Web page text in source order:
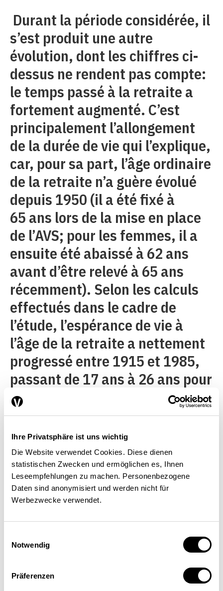
Ihre Privatsphäre ist uns wichtig
Die Website verwendet Cookies. Diese dienen
statistischen Zwecken und ermöglichen es, Ihnen
Leseempfehlungen zu machen. Personenbezogene
Daten sind anonymisiert und werden nicht für
Werbezwecke verwendet.
Notwendig
Präferenzen
Durant la période considérée, il
s’est produit une autre
évolution, dont les chiffres ci-
dessus ne rendent pas compte:
le temps passé à la retraite a
fortement augmenté. C’est
principalement l’allongement
de la durée de vie qui l’explique,
car, pour sa part, l’âge ordinaire
de la retraite n’a guère évolué
depuis 1950 (il a été fixé à
65 ans lors de la mise en place
de l’AVS; pour les femmes, il a
ensuite été abaissé à 62 ans
avant d’être relevé à 65 ans
récemment). Selon les calculs
effectués dans le cadre de
l’étude, l’espérance de vie à
l’âge de la retraite a nettement
progressé entre 1915 et 1985,
passant de 17 ans à 26 ans pour
les femmes et de 10 ans à
23 ans pour les hommes[4]. Il
faut voir dans ce gain de temps
libre une autre utilité non
négligeable de la croissance de
la productivité créatrice de
richesse, car les hausses de
salaire auxquelles elle donne
lieu permettent de dégager des
supplémentaires, y compris au